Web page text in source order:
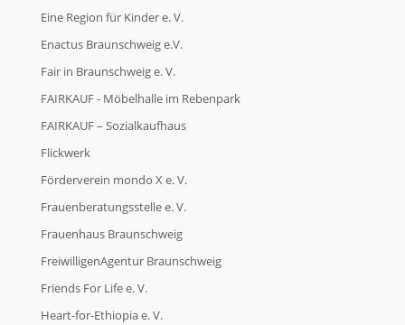
Eine Region für Kinder e. V.
Enactus Braunschweig e.V.
Fair in Braunschweig e. V.
FAIRKAUF - Möbelhalle im Rebenpark
FAIRKAUF – Sozialkaufhaus
Flickwerk
Förderverein mondo X e. V.
Frauenberatungsstelle e. V.
Frauenhaus Braunschweig
FreiwilligenAgentur Braunschweig
Friends For Life e. V.
Heart-for-Ethiopia e. V.